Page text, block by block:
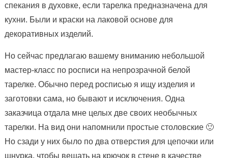
спекания в духовке, если тарелка предназначена для
кухни. Были и краски на лаковой основе для
декоративных изделий.
Но сейчас предлагаю вашему вниманию небольшой
мастер-класс по росписи на непрозрачной белой
тарелке. Обычно перед росписью я ищу изделия и
заготовки сама, но бывают и исключения. Одна
заказчица отдала мне целых две своих необычных
тарелки. На вид они напомнили простые столовские 🙂
Но сзади у них было по два отверстия для цепочки или
шнурка, чтобы вешать на крючок в стене в качестве